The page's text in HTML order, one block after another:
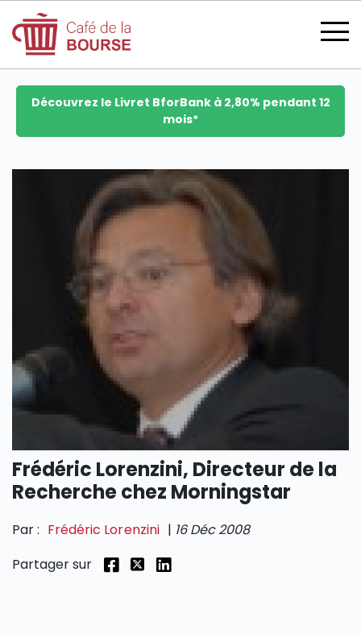
se connecter
CATÉGORIES
SECTIONS
Découvrez le Livret BforBank à 2,80% pendant 12
mois*
Frédéric Lorenzini, Directeur de la
Recherche chez Morningstar
Par : Frédéric Lorenzini | 16 Déc 2008
Partager sur